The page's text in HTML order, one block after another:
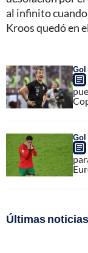
al infinito
Kroos quedó en
Gol
Gol
Últimas noticias